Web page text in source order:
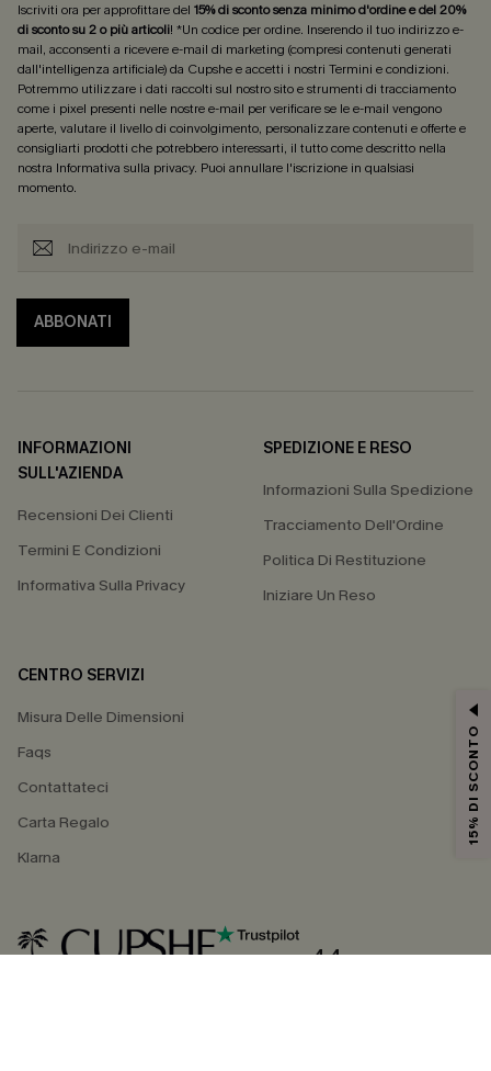
Iscriviti ora per approfittare del 15% di sconto senza minimo d'ordine e del 20%
di sconto su 2 o più articoli! *Un codice per ordine. Inserendo il tuo indirizzo e-
mail, acconsenti a ricevere e-mail di marketing (compresi contenuti generati
dall'intelligenza artificiale) da Cupshe e accetti i nostri Termini e condizioni.
Potremmo utilizzare i dati raccolti sul nostro sito e strumenti di tracciamento
come i pixel presenti nelle nostre e-mail per verificare se le e-mail vengono
aperte, valutare il livello di coinvolgimento, personalizzare contenuti e offerte e
consigliarti prodotti che potrebbero interessarti, il tutto come descritto nella
nostra Informativa sulla privacy. Puoi annullare l'iscrizione in qualsiasi
momento.
ABBONATI
INFORMAZIONI
SULL'AZIENDA
Recensioni Dei Clienti
Termini E Condizioni
Informativa Sulla Privacy
SPEDIZIONE E RESO
Informazioni Sulla Spedizione
Tracciamento Dell'Ordine
Politica Di Restituzione
Iniziare Un Reso
CENTRO SERVIZI
Misura Delle Dimensioni
Faqs
Contattateci
Carta Regalo
Klarna
4.4
15% DI SCONTO